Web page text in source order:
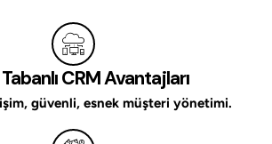
CRM Avantajları
güvenli, esnek müşteri yönetimi.